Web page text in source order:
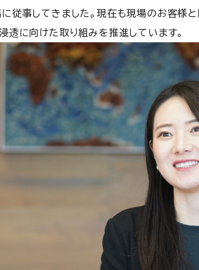
従事してきました。現在も現場のお客様
透に向けた取り組みを推進しています。